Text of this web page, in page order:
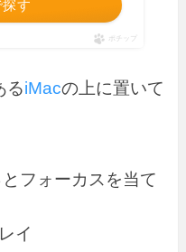
す
ポチップ
るiMacの上に置いて
フォーカスを当て
イ